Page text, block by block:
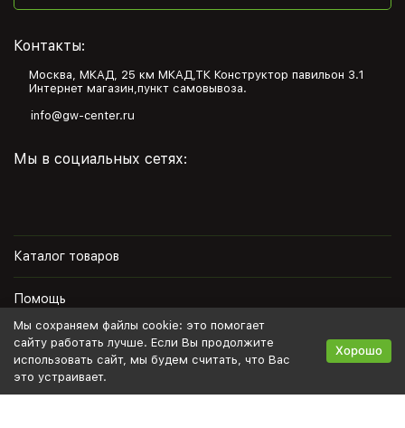
Контакты:
Москва, МКАД, 25 км МКАД,ТК Конструктор павильон З.1
Интернет магазин,пункт самовывоза.
info@gw-center.ru
Мы в социальных сетях:
Каталог товаров
Помощь
Информация
Политика персональных данных
Мы сохраняем файлы cookie: это помогает
сайту работать лучше. Если Вы продолжите
использовать сайт, мы будем считать, что Вас
это устраивает.
Хорошо